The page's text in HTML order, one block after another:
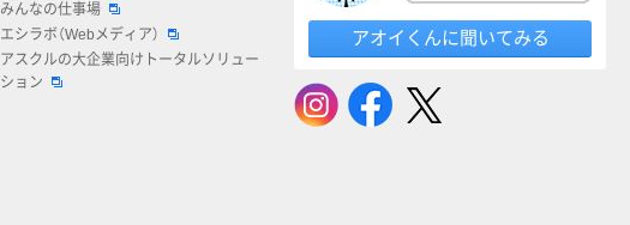
みんなの仕事場
エシラボ（Webメディア）
アスクルの大企業向けトータルソリュー
ション
アオイくんに聞いてみる